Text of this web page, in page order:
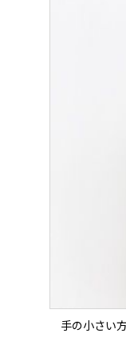
手の小さい